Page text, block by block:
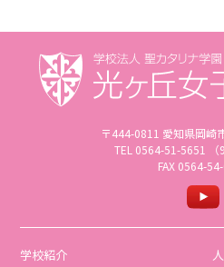
〒444-0811 愛知県岡崎
TEL 0564-51-5651 （
FAX 0564-
学校紹介